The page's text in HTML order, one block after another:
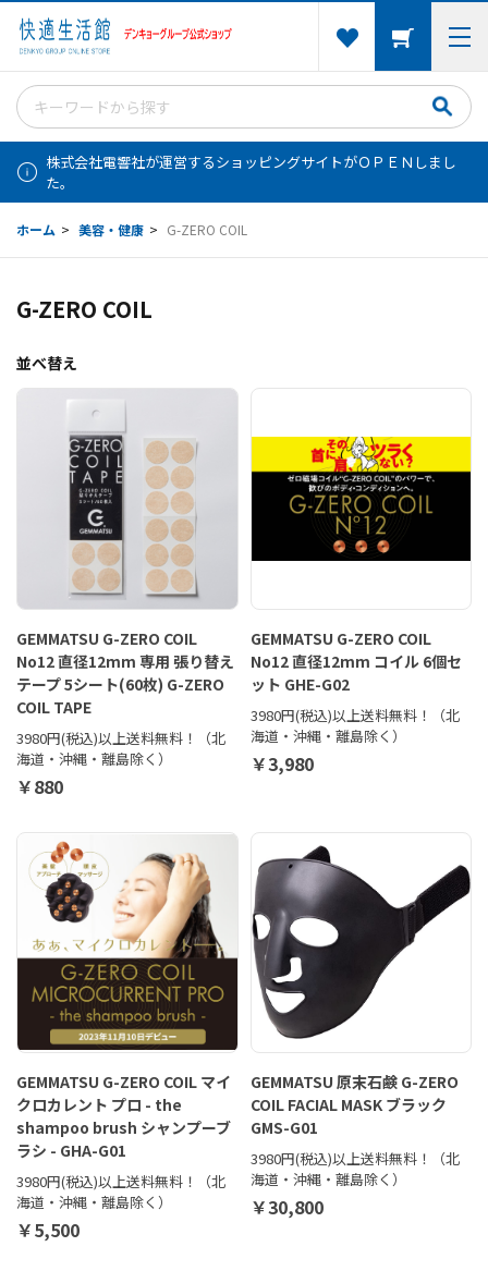
株式会社電響社が運営するショッピングサイトがＯＰＥＮしまし
た。
ホーム > 美容・健康 > G-ZERO COIL
G-ZERO COIL
並べ替え
GEMMATSU G-ZERO COIL
No12 直径12mm 専用 張り替え
テープ 5シート(60枚) G-ZERO
COIL TAPE
3980円(税込)以上送料無料！（北
海道・沖縄・離島除く）
￥880
GEMMATSU G-ZERO COIL
No12 直径12mm コイル 6個セ
ット GHE-G02
3980円(税込)以上送料無料！（北
海道・沖縄・離島除く）
￥3,980
GEMMATSU G-ZERO COIL マイ
クロカレント プロ - the
shampoo brush シャンプーブ
ラシ - GHA-G01
3980円(税込)以上送料無料！（北
海道・沖縄・離島除く）
￥5,500
GEMMATSU 原末石鹸 G-ZERO
COIL FACIAL MASK ブラック
GMS-G01
3980円(税込)以上送料無料！（北
海道・沖縄・離島除く）
￥30,800